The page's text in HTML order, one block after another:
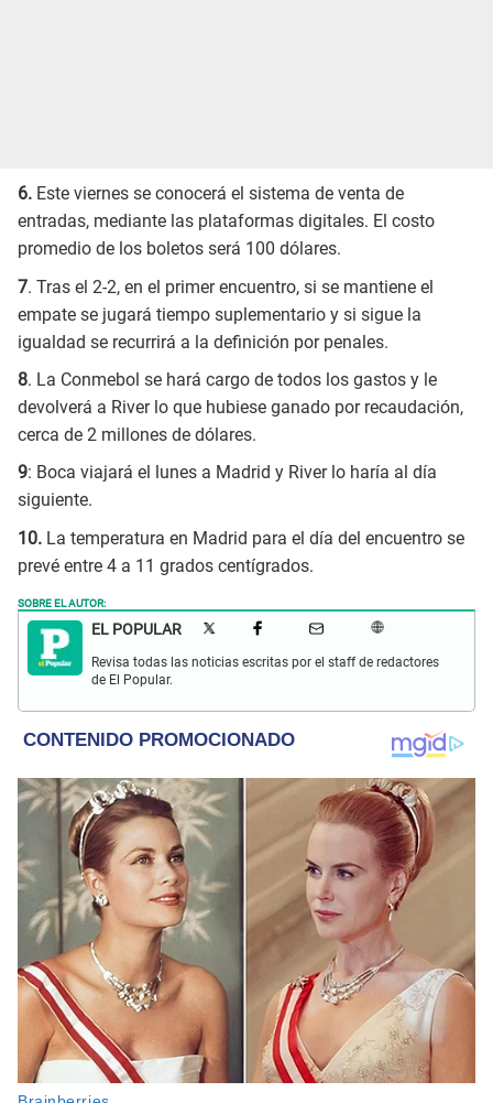
6. Este viernes se conocerá el sistema de venta de
entradas, mediante las plataformas digitales. El costo
promedio de los boletos será 100 dólares.
7. Tras el 2-2, en el primer encuentro, si se mantiene el
empate se jugará tiempo suplementario y si sigue la
igualdad se recurrirá a la definición por penales.
8. La Conmebol se hará cargo de todos los gastos y le
devolverá a River lo que hubiese ganado por recaudación,
cerca de 2 millones de dólares.
9: Boca viajará el lunes a Madrid y River lo haría al día
siguiente.
10. La temperatura en Madrid para el día del encuentro se
prevé entre 4 a 11 grados centígrados.
SOBRE EL AUTOR:
EL POPULAR
Revisa todas las noticias escritas por el staff de redactores
de El Popular.